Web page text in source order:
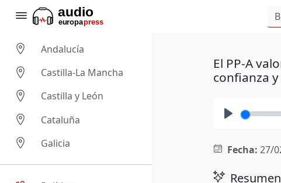
Andalucía
Castilla-La Mancha
Castilla y León
Cataluña
Galicia
El PP-A
confianza
Fecha: 27/